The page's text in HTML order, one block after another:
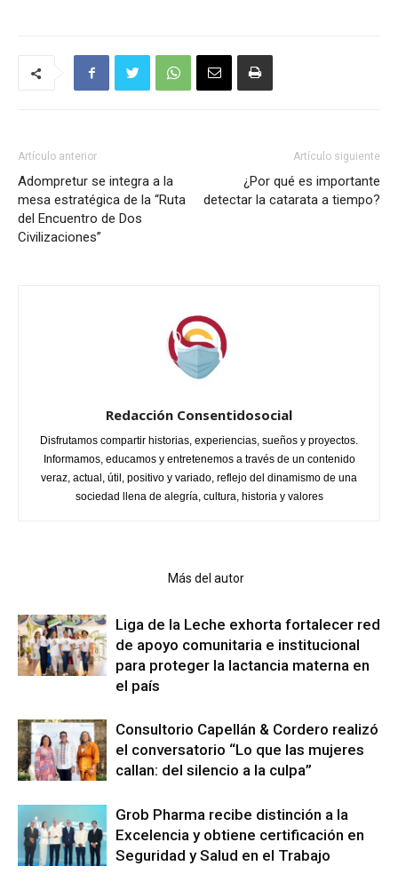
Artículo anterior
Adompretur se integra a la
mesa estratégica de la “Ruta
del Encuentro de Dos
Civilizaciones”
Artículo siguiente
¿Por qué es importante
detectar la catarata a tiempo?
Redacción Consentidosocial
Disfrutamos compartir historias, experiencias, sueños y proyectos.
Informamos, educamos y entretenemos a través de un contenido
veraz, actual, útil, positivo y variado, reflejo del dinamismo de una
sociedad llena de alegría, cultura, historia y valores
Más del autor
Liga de la Leche exhorta fortalecer red
de apoyo comunitaria e institucional
para proteger la lactancia materna en
el país
Consultorio Capellán & Cordero realizó
el conversatorio “Lo que las mujeres
callan: del silencio a la culpa”
Grob Pharma recibe distinción a la
Excelencia y obtiene certificación en
Seguridad y Salud en el Trabajo